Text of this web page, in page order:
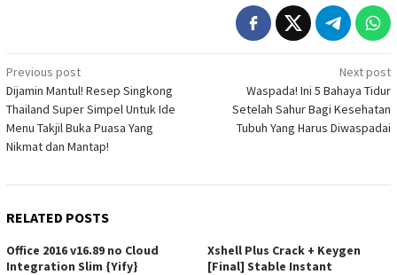
Post
navigation
Previous post
Dijamin Mantul! Resep Singkong
Thailand Super Simpel Untuk Ide
Menu Takjil Buka Puasa Yang
Nikmat dan Mantap!
Next post
Waspada! Ini 5 Bahaya Tidur
Setelah Sahur Bagi Kesehatan
Tubuh Yang Harus Diwaspadai
RELATED POSTS
Office 2016 v16.89 no Cloud
Integration Slim {Yify}
Xshell Plus Crack + Keygen
[Final] Stable Instant